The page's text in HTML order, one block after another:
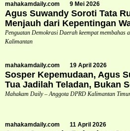
mahakamdaily.com 9 Mei 2026
Agus Suwandy Soroti Tata
Menjauh dari Kepentingan
Penguatan Demokrasi Daerah keempat membahas
Kalimantan
mahakamdaily.com 19 April 2026
Sosper Kepemudaan, Agus
Tua Jadilah Teladan, Bukan
Mahakam Daily – Anggota DPRD Kalimantan
mahakamdaily.com 11 April 2026